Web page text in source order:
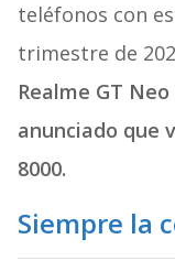
teléfonos con
trimestre de
Realme GT
anunciado que
8000.
Siempre la